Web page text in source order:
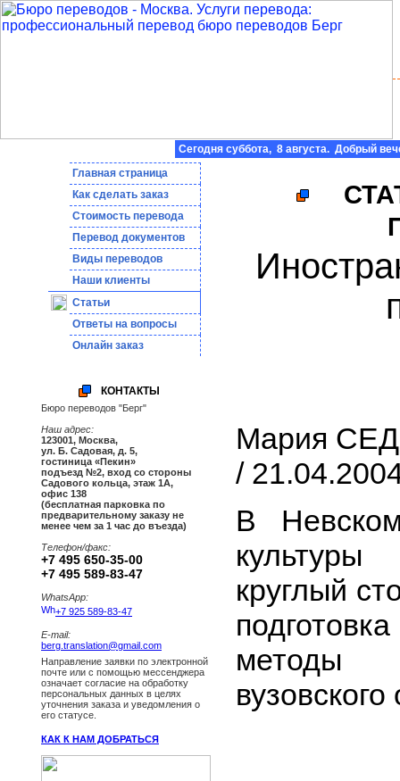
Сегодня суббота, 8 августа. Добрый
Главная страница
Как сделать заказ
Стоимость перевода
Пepeвoд дoкумeнтoв
Виды переводов
Наши клиенты
Статьи
Ответы на вопросы
Онлайн заказ
КОНТАКТЫ
Бюро переводов "Берг"
Наш адрес:
123001, Москва,
ул. Б. Садовая, д. 5,
гостиница «Пекин»
подъезд №2, вход со стороны
Садового кольца, этаж 1А,
офис 138
(бесплатная парковка по
предварительному заказу не
менее чем за 1 час до въезда)
Телефон/факс:
+7 495 650-35-00
+7 495 589-83-47
WhatsApp:
+7 925 589-83-47
E-mail:
berg.translation@gmail.com
Направление заявки по электронной
почте или с помощью мессенджера
означает согласие на обработку
персональных данных в целях
уточнения заказа и уведомления о
его статусе.
КАК К НАМ ДОБРАТЬСЯ
Мария
/
В
круглый
методы